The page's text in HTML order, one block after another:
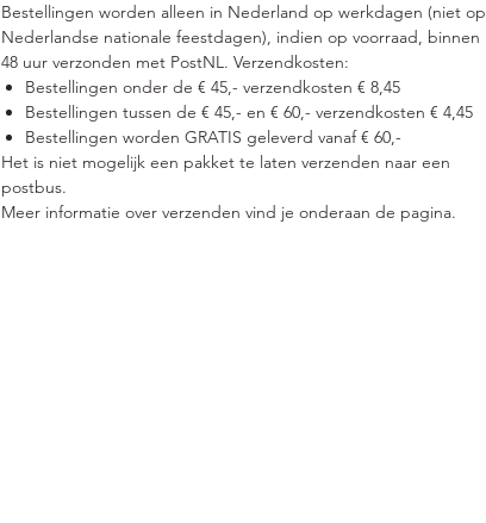
Bestellingen worden alleen in Nederland op werkdagen (niet op
Nederlandse nationale feestdagen), indien op voorraad, binnen
48 uur verzonden met PostNL. Verzendkosten:
Bestellingen onder de € 45,- verzendkosten € 8,45
Bestellingen tussen de € 45,- en € 60,- verzendkosten € 4,45
Bestellingen worden GRATIS geleverd vanaf € 60,-
Het is niet mogelijk een pakket te laten verzenden naar een
postbus.
Meer informatie over verzenden vind je onderaan de pagina.